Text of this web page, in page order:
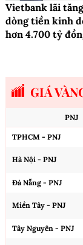
Vietbank lãi
dòng tiền kinh
hơn 4.700 tỷ
GIÁ
PNJ
TPHCM - PNJ
Hà Nội - PNJ
Đà Nẵng - PNJ
Miền Tây - PNJ
Tây Nguyên - PNJ